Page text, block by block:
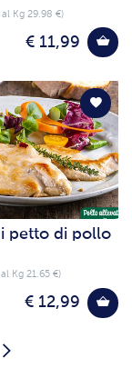
Kg 29.98 €)
€ 11,99
petto di pollo
Kg 21.65 €)
€ 12,99